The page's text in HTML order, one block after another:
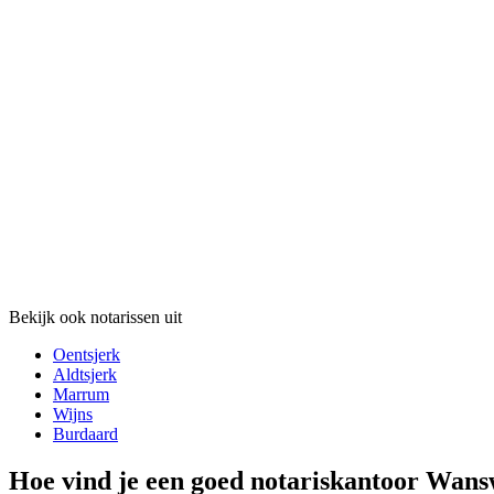
Bekijk ook notarissen uit
Oentsjerk
Aldtsjerk
Marrum
Wijns
Burdaard
Hoe vind je een goed notariskantoor